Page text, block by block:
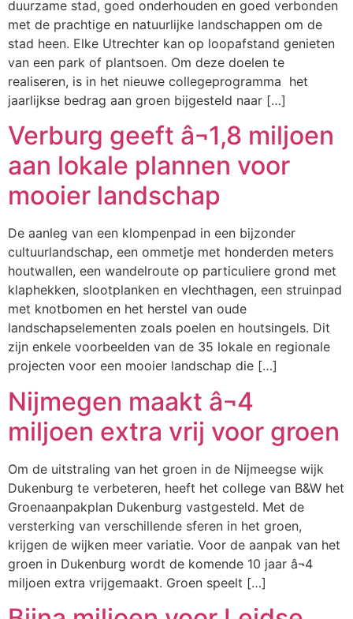
duurzame stad, goed onderhouden en goed verbonden
met de prachtige en natuurlijke landschappen om de
stad heen. Elke Utrechter kan op loopafstand genieten
van een park of plantsoen. Om deze doelen te
realiseren, is in het nieuwe collegeprogramma het
jaarlijkse bedrag aan groen bijgesteld naar […]
Verburg geeft â¬1,8 miljoen
aan lokale plannen voor
mooier landschap
De aanleg van een klompenpad in een bijzonder
cultuurlandschap, een ommetje met honderden meters
houtwallen, een wandelroute op particuliere grond met
klaphekken, slootplanken en vlechthagen, een struinpad
met knotbomen en het herstel van oude
landschapselementen zoals poelen en houtsingels. Dit
zijn enkele voorbeelden van de 35 lokale en regionale
projecten voor een mooier landschap die […]
Nijmegen maakt â¬4
miljoen extra vrij voor groen
Om de uitstraling van het groen in de Nijmeegse wijk
Dukenburg te verbeteren, heeft het college van B&W het
Groenaanpakplan Dukenburg vastgesteld. Met de
versterking van verschillende sferen in het groen,
krijgen de wijken meer variatie. Voor de aanpak van het
groen in Dukenburg wordt de komende 10 jaar â¬4
miljoen extra vrijgemaakt. Groen speelt […]